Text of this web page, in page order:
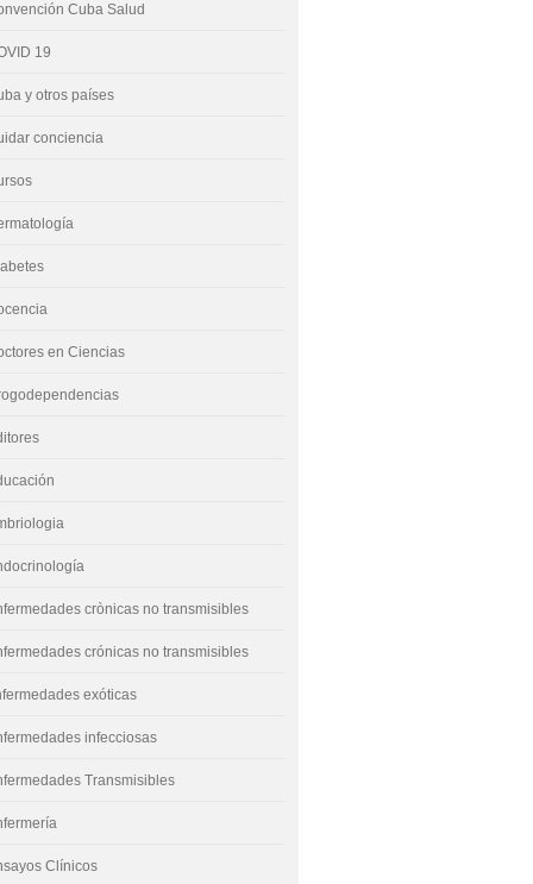
Cuba Salud
19
y otros países
conciencia
en Ciencias
crònicas no transmisibles
crónicas no transmisibles
exóticas
infecciosas
Transmisibles
Clínicos